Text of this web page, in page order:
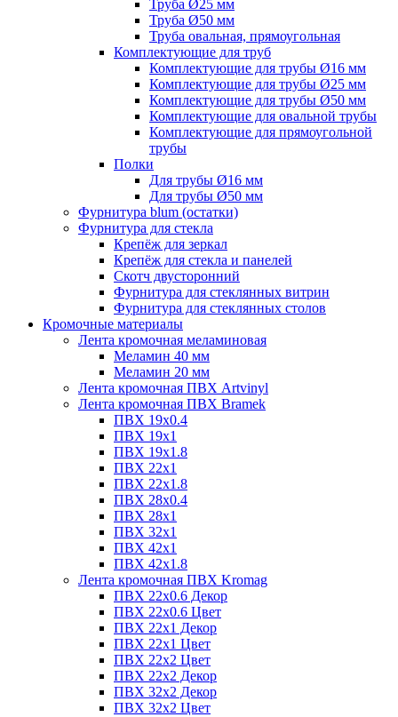
Труба Ø25 мм
Труба Ø50 мм
Труба овальная, прямоугольная
Комплектующие для труб
Комплектующие для трубы Ø16 мм
Комплектующие для трубы Ø25 мм
Комплектующие для трубы Ø50 мм
Комплектующие для овальной трубы
Комплектующие для прямоугольной
трубы
Полки
Для трубы Ø16 мм
Для трубы Ø50 мм
Фурнитура blum (остатки)
Фурнитура для стекла
Крепёж для зеркал
Крепёж для стекла и панелей
Скотч двусторонний
Фурнитура для стеклянных витрин
Фурнитура для стеклянных столов
Кромочные материалы
Лента кромочная меламиновая
Меламин 40 мм
Меламин 20 мм
Лента кромочная ПВХ Artvinyl
Лента кромочная ПВХ Bramek
ПВХ 19x0.4
ПВХ 19х1
ПВХ 19х1.8
ПВХ 22х1
ПВХ 22х1.8
ПВХ 28х0.4
ПВХ 28х1
ПВХ 32x1
ПВХ 42х1
ПВХ 42х1.8
Лента кромочная ПВХ Kromag
ПВХ 22x0.6 Декор
ПВХ 22x0.6 Цвет
ПВХ 22x1 Декор
ПВХ 22x1 Цвет
ПВХ 22x2 Цвет
ПВХ 22x2 Декор
ПВХ 32x2 Декор
ПВХ 32x2 Цвет